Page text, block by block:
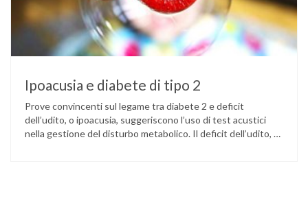
Ipoacusia e diabete di tipo 2
Prove convincenti sul legame tra diabete 2 e deficit
dell’udito, o ipoacusia, suggeriscono l’uso di test acustici
nella gestione del disturbo metabolico. Il deficit dell’udito, o